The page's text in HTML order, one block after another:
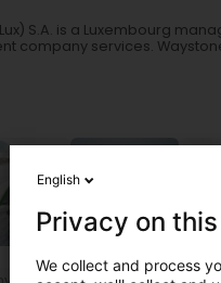
S.A. is a Luxembourg
company services.
English
Privacy on
We collect and process